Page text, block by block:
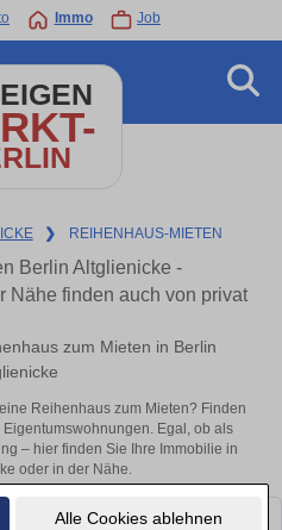
Alle Cookies ablehnen
Immo Job
❯ REIHENHAUS-MIETEN
Berlin Altglienicke -
Nähe finden auch von privat
zum Mieten in Berlin
Reihenhaus zum Mieten? Finden
Egal, ob als
– hier finden Sie Ihre Immobilie in
oder in der Nähe.
Objekte finden. Schauen Sie